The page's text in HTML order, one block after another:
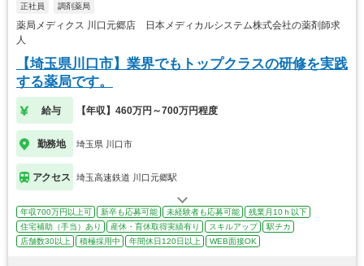
正社員 調剤薬局
薬局メディクス 川口元郷店 日本メディカルシステム株式会社の薬剤師求
人
【埼玉県川口市】業界でもトップクラスの研修を実践
する薬局です。
給与 【年収】460万円～700万円程度
勤務地 埼玉県 川口市
アクセス 埼玉高速鉄道 川口元郷駅
年収700万円以上可 新卒も応募可能 未経験者も応募可能
残業月10ｈ以下
住宅補助（手当）あり
産休・育休取得実績有り スキルアップ
駅チカ
店舗数30以上
積極採用中 年間休日120日以上 WEB面接OK